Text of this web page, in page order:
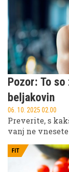
Pozor: To
beljakovin
06. 10. 2025 02.00
Preverite, s
vanj ne
FIT